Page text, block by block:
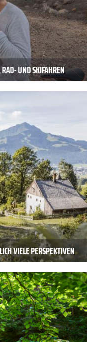
UND SKIFAHREN
VIELE PERSPEKTIVEN